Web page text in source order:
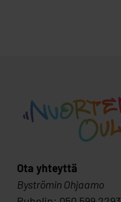
Ota yhteyttä
Byströmin Ohjaamo